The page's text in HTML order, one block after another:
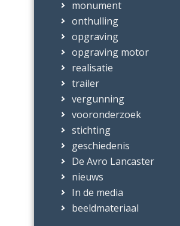
monument
onthulling
opgraving
opgraving motor
realisatie
trailer
vergunning
vooronderzoek
stichting
geschiedenis
De Avro Lancaster
nieuws
In de media
beeldmateriaal